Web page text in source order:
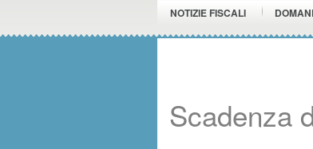
NOTIZIE FISCALI
Scadenza